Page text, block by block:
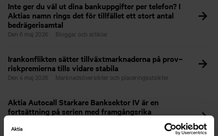
Inte ger du väl ut dina bankuppgifter per telefon? I
Aktias namn rings det för tillfället ett stort antal
bedrägerisamtal
Den 6 maj 2026 Bloggar och artiklar
Irankonflikten sätter tillväxtmarknaderna på prov–
riskpremierna tills vidare stabila
Den 4 maj 2026 Marknadsöversikter och placeringsutsikter
Aktia Autocall Starkare Banksektor IV är en
fortsättning på serien med framgångsrika
placeringsprodukter – den nya strukturen erbjuder
avkastningsmöjligheter även i en sjunkande marknad